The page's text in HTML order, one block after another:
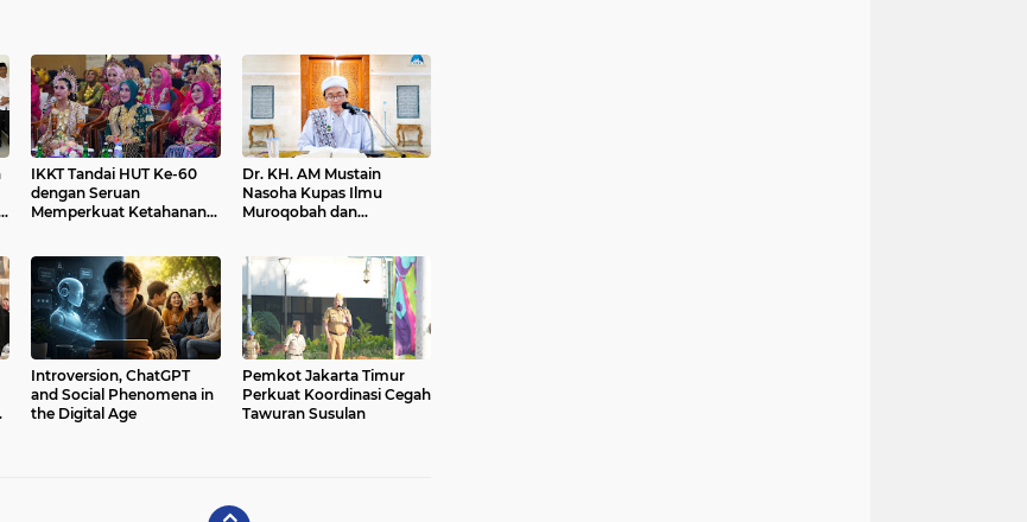
IKKT Tandai HUT Ke-60
dengan Seruan
Memperkuat Ketahanan
Dr. KH. AM Mustain
Nasoha Kupas Ilmu
Muroqobah dan
Introversion, ChatGPT
and Social Phenomena in
the Digital Age
Pemkot Jakarta Timur
Perkuat Koordinasi Cegah
Tawuran Susulan